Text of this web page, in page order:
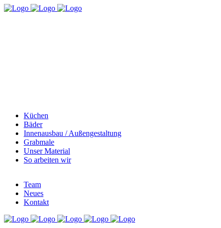
Küchen
Bäder
Innenausbau / Außengestaltung
Grabmale
Unser Material
So arbeiten wir
Team
Neues
Kontakt